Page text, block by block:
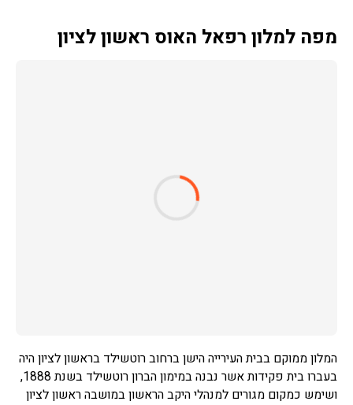
מפה למלון רפאל האוס ראשון לציון
המלון ממוקם בבית העירייה הישן ברחוב רוטשילד בראשון לציון היה
בעברו בית פקידות אשר נבנה במימון הברון רוטשילד בשנת 1888,
ושימש כמקום מגורים למנהלי היקב הראשון במושבה ראשון לציון